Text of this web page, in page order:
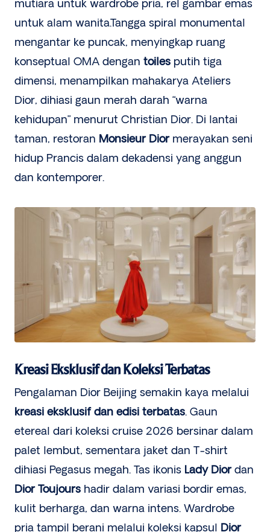
mutiara untuk wardrobe pria, rel gambar emas
untuk alam wanita.Tangga spiral monumental
mengantar ke puncak, menyingkap ruang
konseptual OMA dengan toiles putih tiga
dimensi, menampilkan mahakarya Ateliers
Dior, dihiasi gaun merah darah “warna
kehidupan” menurut Christian Dior. Di lantai
taman, restoran Monsieur Diormerayakan seni
hidup Prancis dalam dekadensi yang anggun
dan kontemporer.
Kreasi Eksklusif dan Koleksi Terbatas
Pengalaman Dior Beijing semakin kaya melalui
kreasi eksklusif dan edisi terbatas. Gaun
etereal dari koleksi cruise 2026 bersinar dalam
palet lembut, sementara jaket dan T-shirt
dihiasi Pegasus megah. Tas ikonis Lady Diordan
Dior Toujours hadir dalam variasi bordir emas,
kulit berharga, dan warna intens. Wardrobe
pria tampil berani melalui koleksi kapsul Dior